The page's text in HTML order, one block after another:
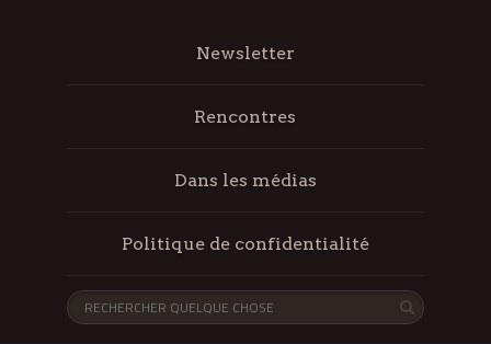
Newsletter
Rencontres
Dans les médias
Politique de confidentialité